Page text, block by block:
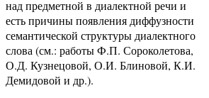
над предметной в диалектной речи и
есть причины появления диффузности
семантической структуры диалектного
слова (см.: работы Ф.П. Сороколетова,
О.Д. Кузнецовой, О.И. Блиновой, К.И.
Демидовой и др.).